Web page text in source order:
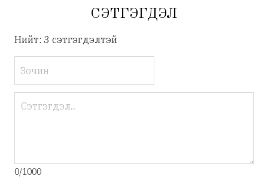
СЭТГЭГДЭЛ
Нийт: 3 сэтгэгдэлтэй
0/1000